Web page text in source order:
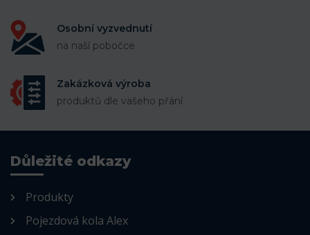
Osobní vyzvednutí
na naší pobočce
Zakázková výroba
produktů dle vašeho přání
Důležité odkazy
Produkty
Pojezdová kola Alex